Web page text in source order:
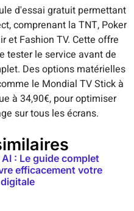
: Le guide complet
efficacement votre
d'essai gratuit permettant
comprenant la TNT, Poker
et Fashion TV. Cette offre
tester le service avant de
Des options matérielles
le Mondial TV Stick à
à 34,90€, pour optimiser
sur tous les écrans.